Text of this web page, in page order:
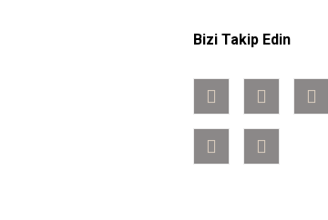
Bizi Takip Edin